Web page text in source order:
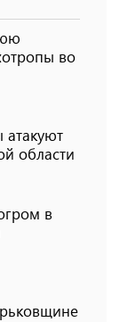
во
области
в